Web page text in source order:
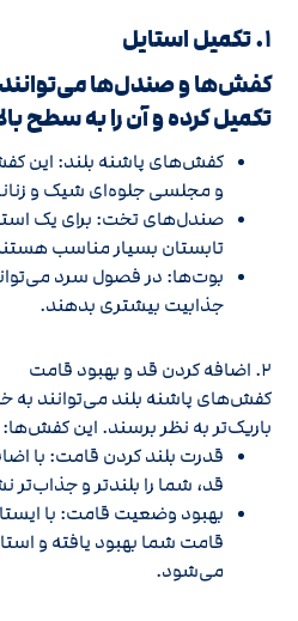
1. تکمیل استایل
کفش‌ها و صندل‌ها می‌توانند
تکمیل کرده و آن را به سطح
کفش‌های پاشنه بلند: این
و مجلسی جلوه‌ای شیک و
صندل‌های تخت: برای یک
تابستان بسیار مناسب
بوت‌ها: در فصول سرد
جذابیت بیشتری بدهند.
2. اضافه کردن قد و بهبود قامت
کفش‌های پاشنه بلند می‌توانند به
باریک‌تر به نظر برسند. این کفش‌ها:
قدرت بلند کردن قامت: با
قد، شما را بلندتر و
بهبود وضعیت قامت: با
قامت شما بهبود یافته و
می‌شود.